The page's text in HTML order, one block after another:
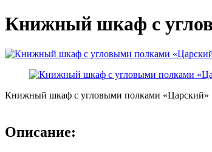
Книжный шкаф с
Книжный шкаф с угловыми полками «Царский»
Описание: